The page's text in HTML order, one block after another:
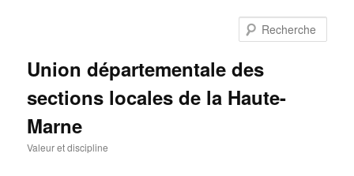
Union départementale des
sections locales de la Haute-
Marne
Valeur et discipline